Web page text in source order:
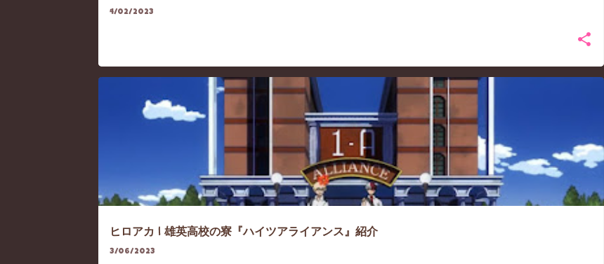
4/02/2023
ヒロアカ | 雄英高校の寮『ハイツアライアンス』紹介
3/06/2023
HEROACA HEROACA-CHARACTER HEROACA-SEASON3